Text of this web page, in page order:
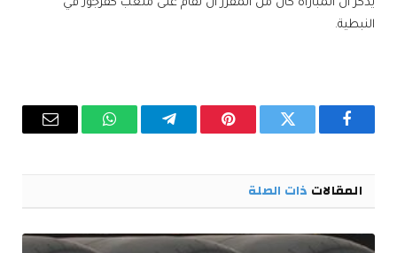
يذكر أن المباراة كان من المقرر أن تقام على ملعب كفرجوز في
النبطية.
فيسبوك تويتر بينتيريستتيلقرام واتساب البريد
المقالات ذات الصلة